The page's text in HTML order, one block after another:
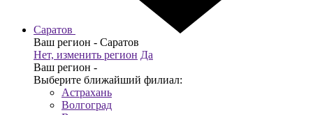
Саратов
Ваш регион - Саратов
Нет, изменить регион Да
Ваш регион -
Выберите ближайший филиал:
Астрахань
Волгоград